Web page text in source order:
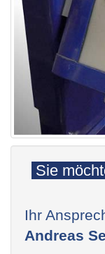
Sie
Ihr
Andreas